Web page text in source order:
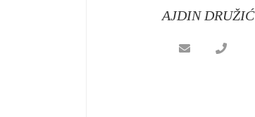
AJDIN DRUŽIĆ